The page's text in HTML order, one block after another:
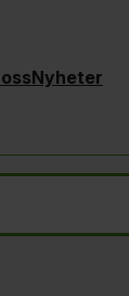
Nyheter